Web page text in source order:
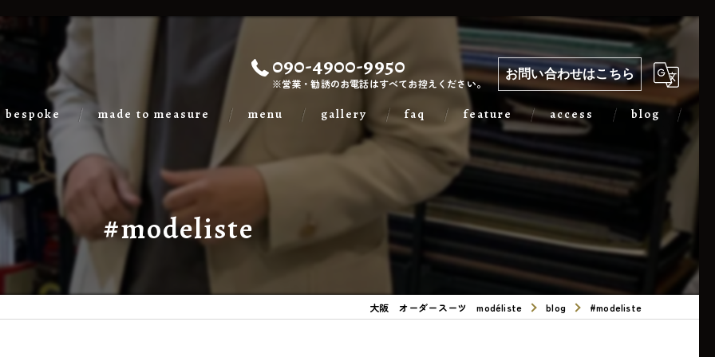
090-4900-9950
※営業・勧誘のお電話はすべてお控えください。
お問い合わせはこちら
bespoke made to measure menu gallery faq feature
カジュアル
出張
フォーマル
レディース
access blog
#modeliste
大阪 オーダースーツ modéliste blog #modeliste